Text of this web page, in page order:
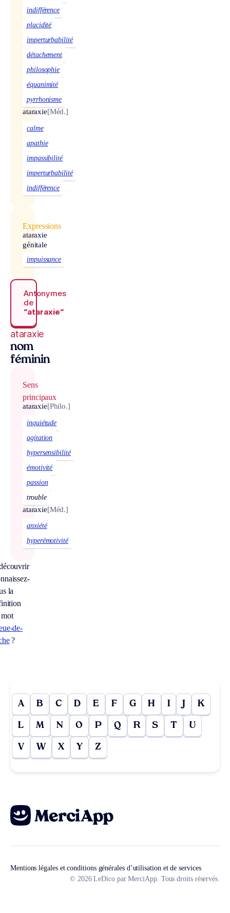
indifférence
placidité
imperturbabilité
détachement
philosophie
équanimité
pyrrhonisme
ataraxie[Méd.]
calme
apathie
impassibilité
imperturbabilité
indifférence
Expressions
ataraxie
génitale
impuissance
Antonymes
de
“ataraxie“
ataraxie
nom
féminin
Sens
principaux
ataraxie[Philo.]
inquiétude
agitation
hypersensibilité
émotivité
passion
trouble
ataraxie[Méd.]
anxiété
hyperémotivité
la
de-
?
A B C D E F G H I J K
L M N O P Q R S T U
V W X Y Z
Mentions légales et conditions générales d’utilisation et de services
© 2026 LeDico par MerciApp. Tous droits réservés.